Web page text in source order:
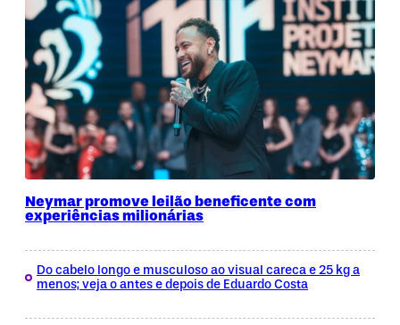
Neymar promove leilão beneficente com
experiências milionárias
Do cabelo longo e musculoso ao visual careca e 25 kg a
menos; veja o antes e depois de Eduardo Costa